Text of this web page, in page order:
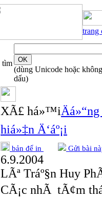
trang
tìm
(dùng Unicode hoặc không
dấu)
XÃ£ há»™i
hiá»‡n Ä‘áº¡i
bản để in Gửi bài
6.9.2004
LÃª Tráº§n Huy
CÃ¡c nhÃ tÃ¢m